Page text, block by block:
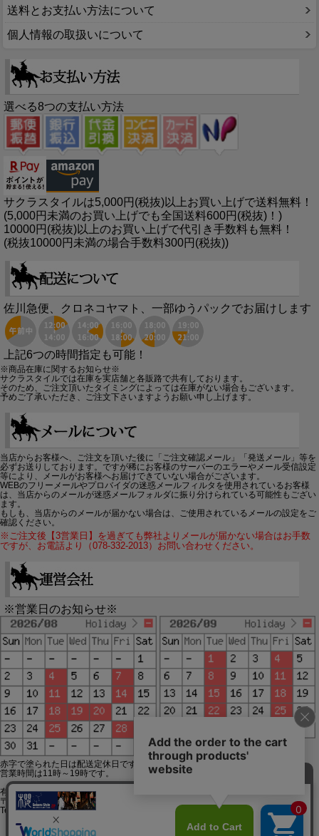
送料とお支払い方法について
個人情報の取扱いについて
選べる8つの支払い方法
サクラスタイルは5,000円(税抜)以上お買い上げで送料無料！
(5,000円未満のお買い上げでも全国送料600円(税抜)！)
10000円(税抜)以上のお買い上げで代引き手数料も無料！
(税抜10000円未満の場合手数料300円(税抜))
佐川急便、クロネコヤマト、一部ゆうパックでお届けします
上記6つの時間指定も可能！
※商品在庫に関するお知らせ※
サクラスタイルでは在庫を実店舗と各販路で共有しております。
そのため、ご注文頂いたタイミングによっては在庫がない場合もございます。
予めご了承いただき、ご注文下さいますようお願い申し上げます。
当店からお客様へ、ご注文を頂いた後に「ご注文確認メール」「発送メール」等を
必ずお送りしております。ですが稀にお客様のサーバーのエラーやメール受信設定
等により、メールがお客様へお届けできていない場合がございます。
WEBのフリーメールやプロバイダの迷惑メールフィルタを使用されているお客様
は、当店からのメールが迷惑メールフォルダに振り分けられている可能性もござい
ます。
もしも、当店からのメールが届かない場合は、ご使用されているメールの設定をご
確認ください。
※ご注文後【3営業日】を過ぎても弊社よりメールが届かない場合はお手数
ですが、お電話より（078-332-2013）お問い合わせください。
※営業日のお知らせ※
赤字で塗られた日は配送定休日です。
営業時間は11時～19時です。
有限会社ジップジップ SakuraStyle通販事業部
〒650-0021 神戸市中央区三宮町3-9-19イトウビル1,4F
Tel:078-332-2013 FAX:078-333-6644